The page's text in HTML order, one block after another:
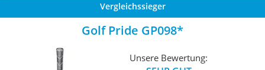
Vergleichssieger
Golf Pride GP098
Unsere Bewertung: